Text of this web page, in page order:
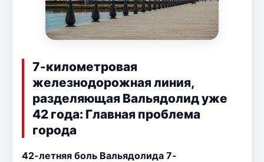
7-километровая
железнодорожная линия,
разделяющая Вальядолид уже
42 года: Главная проблема
города
42-летняя боль Вальядолида 7-